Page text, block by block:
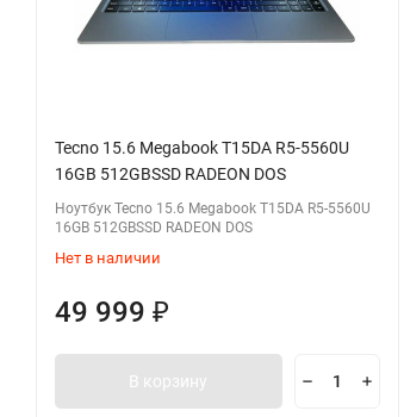
Tecno 15.6 Megabook T15DA R5-5560U
16GB 512GBSSD RADEON DOS
Ноутбук Tecno 15.6 Megabook T15DA R5-5560U
16GB 512GBSSD RADEON DOS
Нет в наличии
49 999 ₽
В корзину